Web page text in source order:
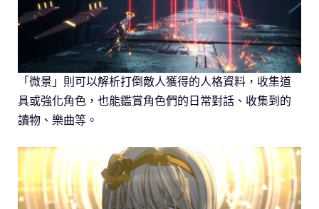
「微景」則可以解析打倒敵人獲得的人格資料，收集道
具或強化角色，也能鑑賞角色們的日常對話、收集到的
讀物、樂曲等。